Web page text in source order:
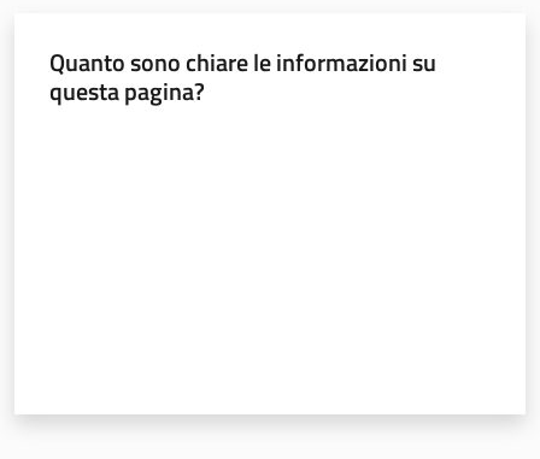
Quanto sono chiare le informazioni su
questa pagina?